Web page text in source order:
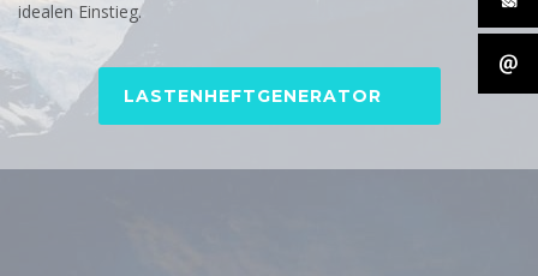
idealen Einstieg.
LASTENHEFTGENERATOR